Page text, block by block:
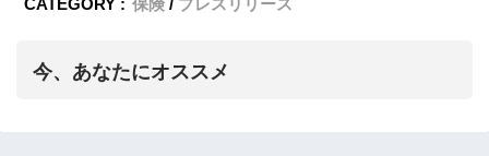
CATEGORY : 保険 プレスリリース
今、あなたにオススメ